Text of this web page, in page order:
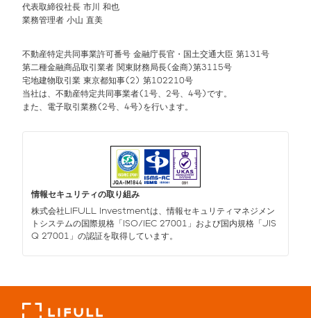
代表取締役社長 市川 和也
業務管理者 小山 直美
不動産特定共同事業許可番号 金融庁長官・国土交通大臣 第131号
第二種金融商品取引業者 関東財務局長(金商)第3115号
宅地建物取引業 東京都知事(2) 第102210号
当社は、不動産特定共同事業者(1号、2号、4号)です。
また、電子取引業務(2号、4号)を行います。
情報セキュリティの取り組み
株式会社LIFULL Investmentは、情報セキュリティマネジメン
トシステムの国際規格「ISO/IEC 27001」および国内規格「JIS
Q 27001」の認証を取得しています。